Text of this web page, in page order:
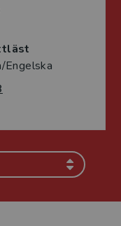
Engelska